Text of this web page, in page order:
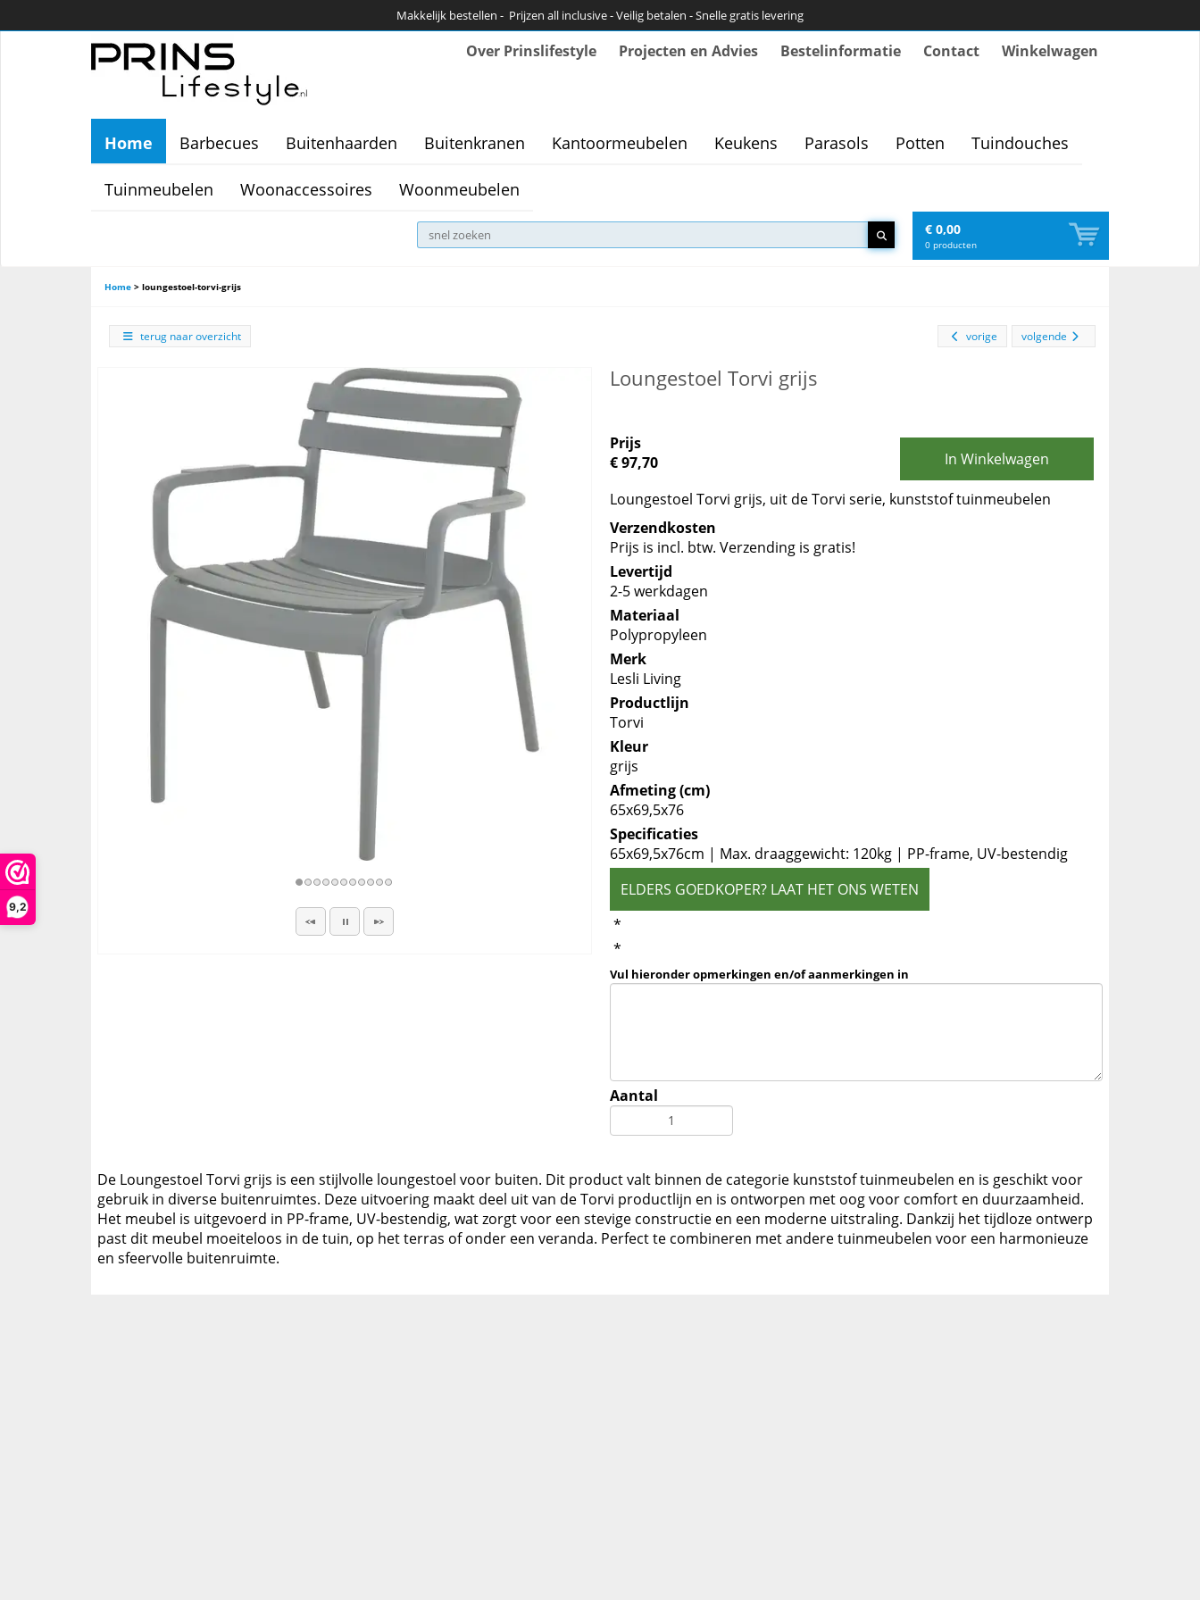
9,2
Makkelijk bestellen - Prijzen all inclusive - Veilig betalen - Snelle gratis levering
Over Prinslifestyle Projecten en Advies Bestelinformatie Contact Winkelwagen
Home Barbecues Buitenhaarden Buitenkranen Kantoormeubelen Keukens Parasols Potten Tuindouches
Tuinmeubelen Woonaccessoires Woonmeubelen
€ 0,00
0 producten
Home > loungestoel-torvi-grijs
terug naar overzicht volgende
vorige
Loungestoel Torvi grijs
Prijs
€ 97,70
In Winkelwagen
Loungestoel Torvi grijs, uit de Torvi serie, kunststof tuinmeubelen
Verzendkosten
Prijs is incl. btw. Verzending is gratis!
Levertijd
2-5 werkdagen
Materiaal
Polypropyleen
Merk
Lesli Living
Productlijn
Torvi
Kleur
grijs
Afmeting (cm)
65x69,5x76
Specificaties
65x69,5x76cm | Max. draaggewicht: 120kg | PP-frame, UV-bestendig
ELDERS GOEDKOPER? LAAT HET ONS WETEN
*
*
Vul hieronder opmerkingen en/of aanmerkingen in
Aantal
De Loungestoel Torvi grijs is een stijlvolle loungestoel voor buiten. Dit product valt binnen de categorie kunststof tuinmeubelen en is geschikt voor
gebruik in diverse buitenruimtes. Deze uitvoering maakt deel uit van de Torvi productlijn en is ontworpen met oog voor comfort en duurzaamheid.
Het meubel is uitgevoerd in PP-frame, UV-bestendig, wat zorgt voor een stevige constructie en een moderne uitstraling. Dankzij het tijdloze ontwerp
past dit meubel moeiteloos in de tuin, op het terras of onder een veranda. Perfect te combineren met andere tuinmeubelen voor een harmonieuze
en sfeervolle buitenruimte.